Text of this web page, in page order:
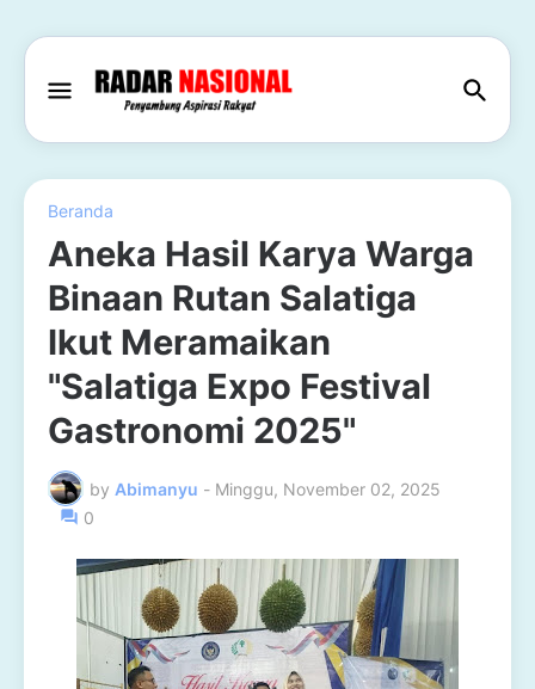
Beranda
Aneka Hasil Karya Warga
Binaan Rutan Salatiga
Ikut Meramaikan
"Salatiga Expo Festival
Gastronomi 2025"
by Abimanyu - Minggu, November 02, 2025
0